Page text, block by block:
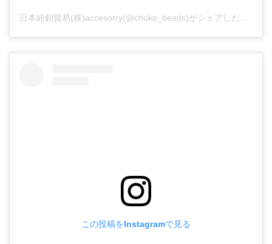
日本紐釦貿易(株)accesorry(@chuko_beads)がシェアした投稿
この投稿をInstagramで見る